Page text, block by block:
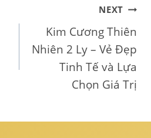
NEXT
Kim Cương Thiên
Nhiên 2 Ly – Vẻ Đẹp
Tinh Tế và Lựa
Chọn Giá Trị